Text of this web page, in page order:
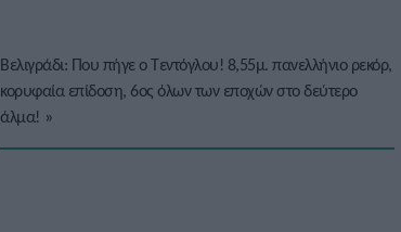
Βελιγράδι: Που πήγε ο Τεντόγλου! 8,55μ. πανελλήνιο ρεκόρ,
κορυφαία επίδοση, 6ος όλων των εποχών στο δεύτερο
άλμα! »